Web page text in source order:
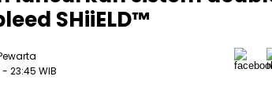
SHiiELD™
- 23:45 WIB